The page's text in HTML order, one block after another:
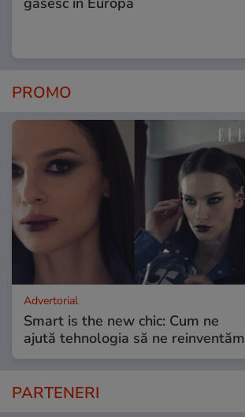
PROMO
Advertorial
Smart is the new chic: Cum ne
ajută tehnologia să ne reinventăm
PARTENERI